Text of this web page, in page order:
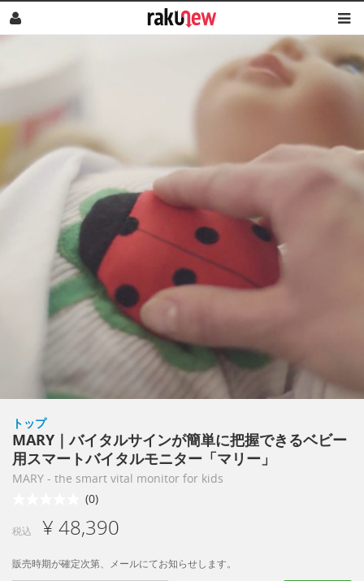
トップ
MARY｜バイタルサインが簡単に把握できるベビー
用スマートバイタルモニター「マリー」
MARY - the smart vital monitor for kids
(0)
税込 ¥ 48,390
販売時期が確定次第、メールにてお知らせします。